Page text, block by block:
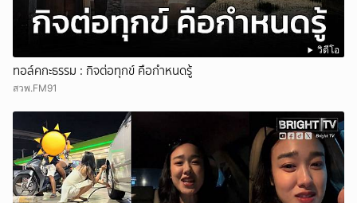
วิดีโอ
ทอล์คกะธรรม : กิจต่อทุกข์ คือกำหนดรู้
สวพ.FM91